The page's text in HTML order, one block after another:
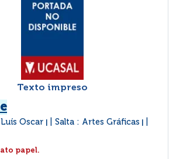
Texto impreso
Oscar Salta : Artes Gráficas
papel.